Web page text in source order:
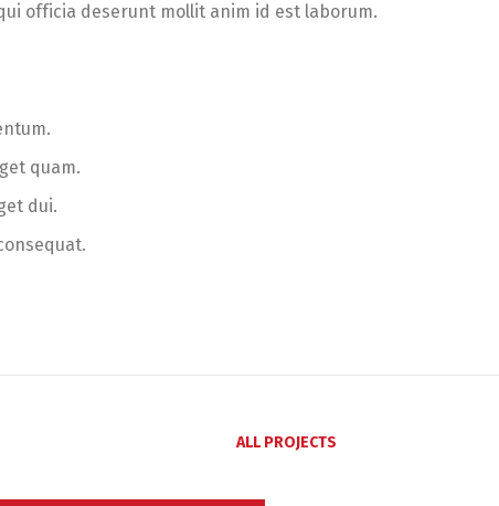
officia deserunt mollit anim id est laborum.
quam.
dui.
ALL PROJECTS